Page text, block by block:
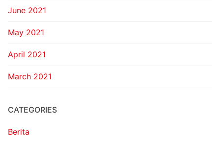
June 2021
May 2021
April 2021
March 2021
CATEGORIES
Berita